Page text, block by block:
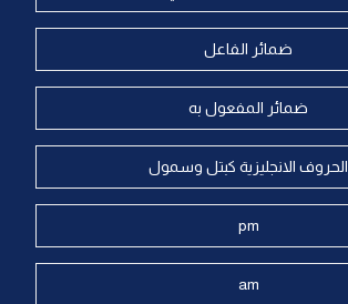
ضمائر الفاعل
ضمائر المفعول به
الحروف الانجليزية كبتل وسمول
pm
am